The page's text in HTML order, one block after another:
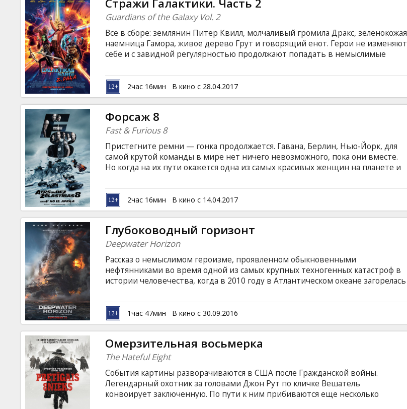
Guardians of the Galaxy Vol. 2
Все в сборе: землянин Питер Квилл, молчаливый громила Дракс, зеленокожая
наемница Гамора, живое дерево Грут и говорящий енот. Герои не изменяют
себе и с завидной регулярностью продолжают попадать в немыслимые
для окружающих. На этот раз им предстоит раскрыть одну из самых главных
тайн во всей Галактике: кто же на самом деле отец Питера Квилла? Фильм на
английском языке с субтитрами на латышском и русском языках. Сеансы в
формате 2D и 3D.
2час 16мин В кино с 28.04.2017
Форсаж 8
Fast & Furious 8
Пристегните ремни — гонка продолжается. Гавана, Берлин, Нью-Йорк, для
самой крутой команды в мире нет ничего невозможного, пока они вместе.
Но когда на их пути окажется одна из самых красивых женщин на планете и
разойдутся… Фильм на английском языке с субтитрами на латышском и
русском языках.
2час 16мин В кино с 14.04.2017
Глубоководный горизонт
Deepwater Horizon
Рассказ о немыслимом героизме, проявленном обыкновенными
нефтянниками во время одной из самых крупных техногенных катастроф в
истории человечества, когда в 2010 году в Атлантическом океане загорелась
невероятное мужество, чтобы вернуться к своим близким. Фильм на
английском языке с субтитрами на латышском и русском языках.
1час 47мин В кино с 30.09.2016
Омерзительная восьмерка
The Hateful Eight
События картины разворачиваются в США после Гражданской войны.
Легендарный охотник за головами Джон Рут по кличке Вешатель
конвоирует заключенную. По пути к ним прибиваются еще несколько